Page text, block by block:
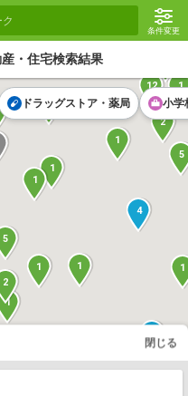
条件変更
・住宅検索結果
4
1
5
1
2
5
2
4
1
1
1
1
12
1
1
1
1
ドラッグストア・薬局 小学
閉じる